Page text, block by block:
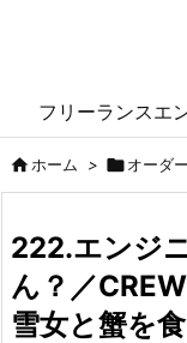
フリーランスエ
ホーム > オーダ
222.エンジ
ん？／
雪女と蟹を